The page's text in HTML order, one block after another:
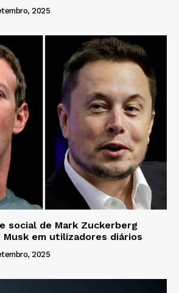
2025
social de Mark Zuckerberg
Musk em utilizadores diários
2025